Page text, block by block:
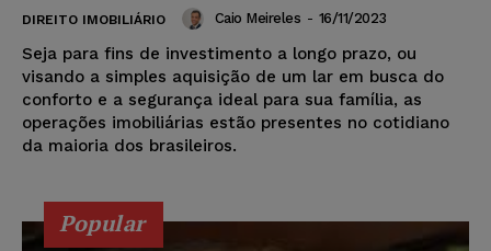
DIREITO IMOBILIÁRIO Caio Meireles - 16/11/2023
Seja para fins de investimento a longo prazo, ou
visando a simples aquisição de um lar em busca do
conforto e a segurança ideal para sua família, as
operações imobiliárias estão presentes no cotidiano
da maioria dos brasileiros.
Popular